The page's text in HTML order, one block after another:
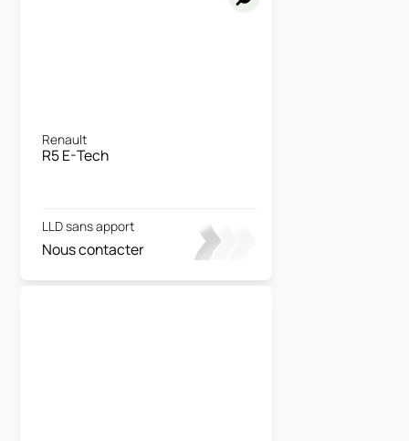
Renault
R5 E-Tech
LLD sans apport
Nous contacter